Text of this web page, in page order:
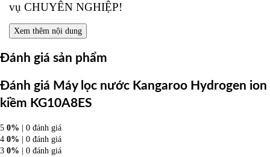
vụ CHUYÊN NGHIỆP!
Xem thêm nội dung
Đánh giá sản phẩm
Đánh giá Máy lọc nước Kangaroo Hydrogen ion
kiềm KG10A8ES
5 0% | 0 đánh giá
4 0% | 0 đánh giá
3 0% | 0 đánh giá